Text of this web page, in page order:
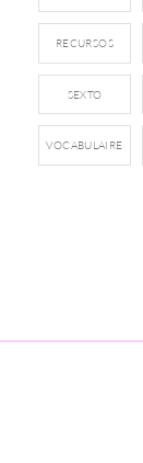
RECURSOS
SEXTO
VOCABULAIRE